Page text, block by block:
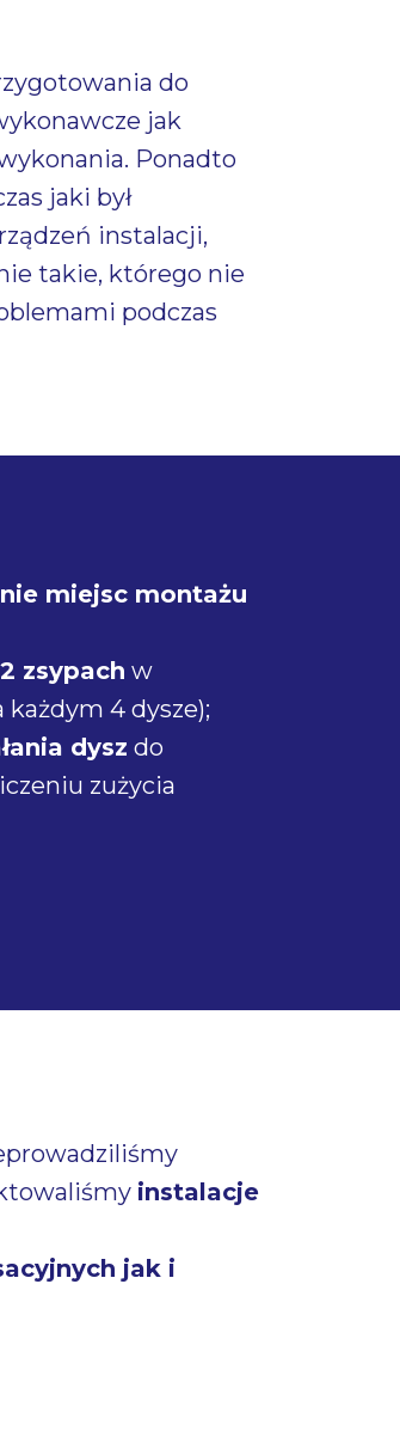
do
jak
Ponadto
jaki był
instalacji,
takie, którego nie
podczas
miejsc montażu
zsypach w
4 dysze);
dysz do
zużycia
instalacje
jak i